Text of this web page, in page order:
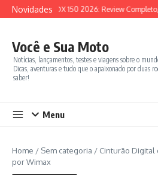
Ir para o conteúdo
NovidadesSYM ADX 150 2026: Review
Você e Sua Moto
Notícias, lançamentos, testes e viagens sobre o
Dicas, aventuras e tudo que o apaixonado por duas
saber!
Menu
Home / Sem categoria / Cinturão Digital
por Wimax